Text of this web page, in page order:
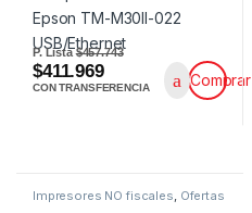
P. Lista$457.743
$411.969
CON TRANSFERENCIA Comprar
Impresores NO fiscales, Ofertas